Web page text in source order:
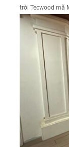
trời Tecwood mã